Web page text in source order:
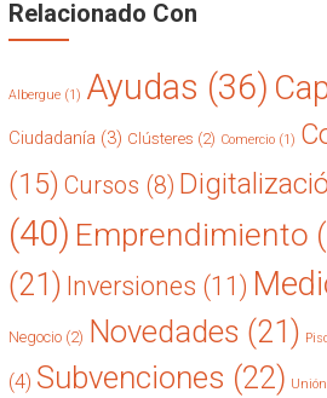
Relacionado Con
Albergue(1) Ayudas (36)
Ciudadanía (3) Clústeres (2) Comercio(1)
(15) Cursos (8)
(40) Emprendimiento
(21) Inversiones (11)
Negocio(2) Novedades (21)
(4) Subvenciones (22)